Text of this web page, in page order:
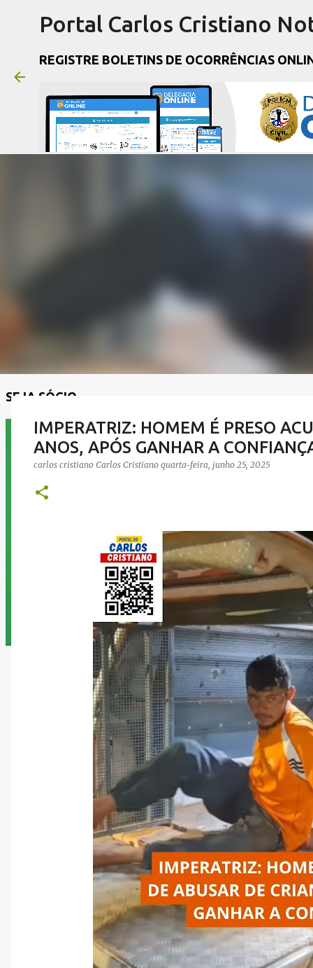
Portal Carlos Cristiano
REGISTRE BOLETINS DE OCORRÊNCIAS
SEJA SÓCIO
IMPERATRIZ: HOMEM É PRESO
ANOS, APÓS GANHAR A
carlos cristiano Carlos Cristiano quarta-feira, junho 25, 2025